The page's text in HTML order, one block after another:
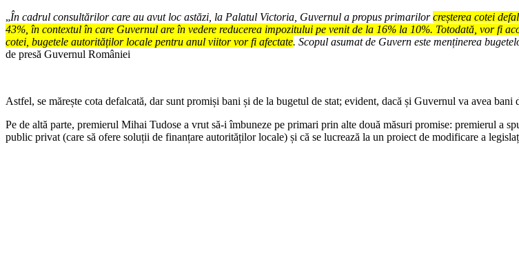
„În cadrul consultărilor care au avut loc astăzi, la Palatul Victoria, Guvernul a propus primarilorcreșterea cotei
43%, în contextul în care Guvernul are în vedere reducerea impozitului pe venit de la 16% la 10%. Totodată, vor fi
cotei, bugetele autorităților locale pentru anul viitor vor fi afectate. Scopul asumat de Guvern este menținerea
de presă Guvernul României
Astfel, se mărește cota defalcată, dar sunt promiși bani și de la bugetul de stat; evident, dacă și Guvernul va avea bani
Pe de altă parte, premierul Mihai Tudose a vrut să-i îmbuneze pe primari prin alte două măsuri promise: premierul a
public privat (care să ofere soluții de finanțare autorităților locale) și că se lucrează la un proiect de modificare a